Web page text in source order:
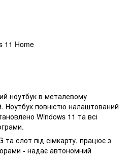
11 Home
ноутбук в металевому
Ноутбук повністю налаштований
Windows 11 та всі
слот під сімкарту, працює з
- надає автономний